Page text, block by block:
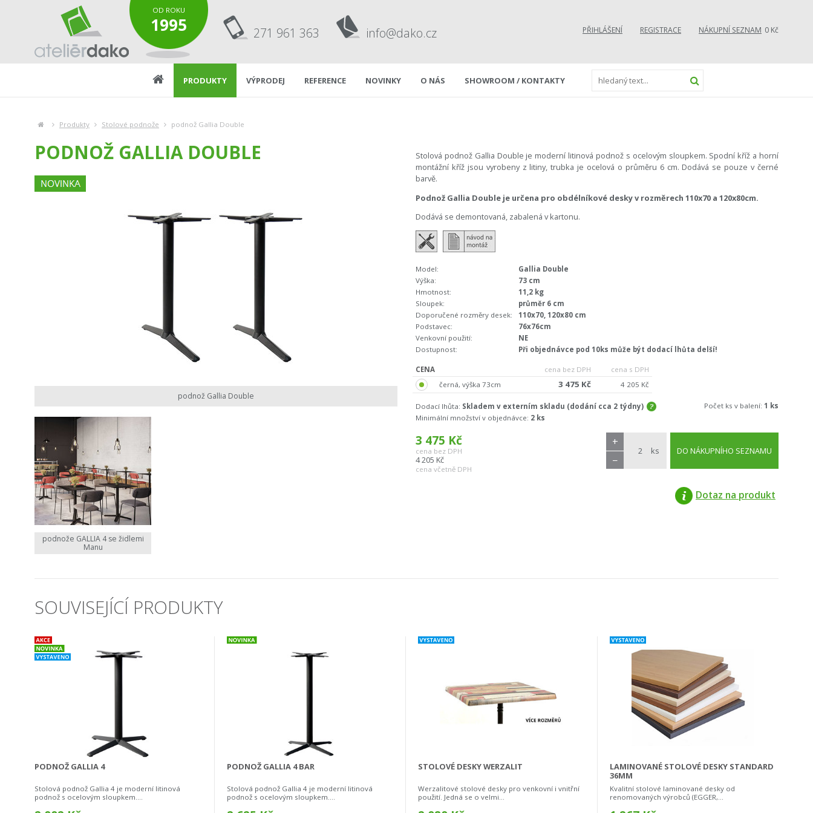
OD ROKU
1995 271 961 363 info@dako.cz PŘIHLÁŠENÍ REGISTRACE NÁKUPNÍ SEZNAM 0 Kč
PRODUKTY VÝPRODEJ REFERENCE NOVINKY O NÁS SHOWROOM / KONTAKTY
Produkty Stolové podnože podnož Gallia Double
PODNOŽ GALLIA DOUBLE
podnož Gallia Double
podnože GALLIA 4 se židlemi
Manu
Stolová podnož Gallia Double je moderní litinová podnož s ocelovým sloupkem. Spodní kříž a horní
montážní kříž jsou vyrobeny z litiny, trubka je ocelová o průměru 6 cm. Dodává se pouze v černé
barvě.
Podnož Gallia Double je určena pro obdélníkové desky v rozměrech 110x70 a 120x80cm.
Dodává se demontovaná, zabalená v kartonu.
Model:
Gallia Double
Výška:
73 cm
Hmotnost:
11,2 kg
Sloupek:
průměr 6 cm
Doporučené rozměry desek:
110x70, 120x80 cm
Podstavec:
76x76cm
Venkovní použití:
NE
Dostupnost:
Při objednávce pod 10ks může být dodací lhůta delší!
CENA cena bez DPH
cena s DPH
černá, výška 73cm
3 475 Kč 4 205 Kč
Dodací lhůta: Skladem v externím skladu (dodání cca 2 týdny) Počet ks v balení: 1 ks
Minimální množství v objednávce: 2 ks
3 475 Kč
cena bez DPH
4 205 Kč
cena včetně DPH
ks
+
−
DO NÁKUPNÍHO SEZNAMU
Dotaz na produkt
SOUVISEJÍCÍ PRODUKTY
PODNOŽ GALLIA 4
Stolová podnož Gallia 4 je moderní litinová
podnož s ocelovým sloupkem....
PODNOŽ GALLIA 4 BAR
Stolová podnož Gallia 4 je moderní litinová
podnož s ocelovým sloupkem....
STOLOVÉ DESKY WERZALIT
Werzalitové stolové desky pro venkovní i vnitřní
použití. Jedná se o velmi...
LAMINOVANÉ STOLOVÉ DESKY STANDARD
36MM
Kvalitní stolové laminované desky od
renomovaných výrobců (EGGER,...